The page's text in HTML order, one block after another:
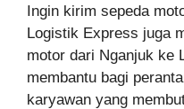
Ingin kirim sepeda
Logistik Express juga
motor dari Nganjuk ke
membantu bagi
karyawan yang